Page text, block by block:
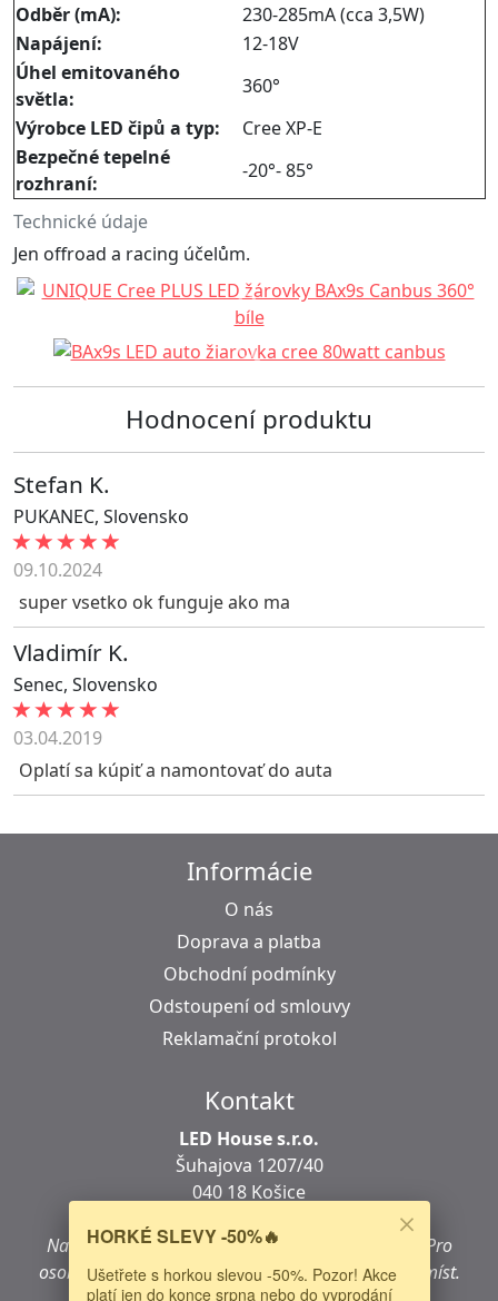
Technické údaje
Odběr (mA):
230-285mA (cca 3,5W)
Napájení:
12-18V
Úhel emitovaného
světla:
360°
Výrobce LED čipů a typ:​
Cree XP-E
Bezpečné tepelné
rozhraní:
-20°- 85°
Jen offroad a racing účelům.
Hodnocení produktu
Stefan K.
PUKANEC, Slovensko
09.10.2024
super vsetko ok funguje ako ma
Vladimír K.
Senec, Slovensko
03.04.2019
Oplatí sa kúpiť a namontovať do auta
Informácie
O nás
Doprava a platba
Obchodní podmínky
Odstoupení od smlouvy
Reklamační protokol
Kontakt
LED House s.r.o.
Šuhajova 1207/40
040 18 Košice
Na této adrese senenacházíkamenná prodejna.
Pro
osobní nákup navštivte jedno z našich prodejních míst.
HORKÉ SLEVY -50%🔥
Ušetřete s horkou slevou -50%. Pozor! Akce
platí jen do konce srpna nebo do vyprodání